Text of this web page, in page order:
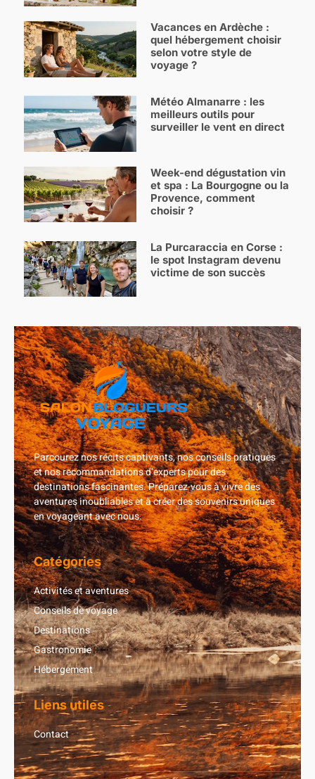
Vacances en Ardèche :
quel hébergement choisir
selon votre style de
voyage ?
Météo Almanarre : les
meilleurs outils pour
surveiller le vent en direct
Week-end dégustation vin
et spa : La Bourgogne ou la
Provence, comment
choisir ?
La Purcaraccia en Corse :
le spot Instagram devenu
victime de son succès
Parcourez nos récits captivants, nos conseils pratiques
et nos recommandations d’experts pour des
destinations fascinantes. Préparez-vous à vivre des
aventures inoubliables et à créer des souvenirs uniques
en voyageant avec nous.
Catégories
Activités et aventures
Conseils de voyage
Destinations
Gastronomie
Hébergement
Liens utiles
Contact